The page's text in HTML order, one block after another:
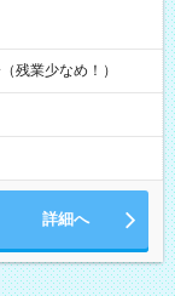
残業少なめ！）
詳細へ